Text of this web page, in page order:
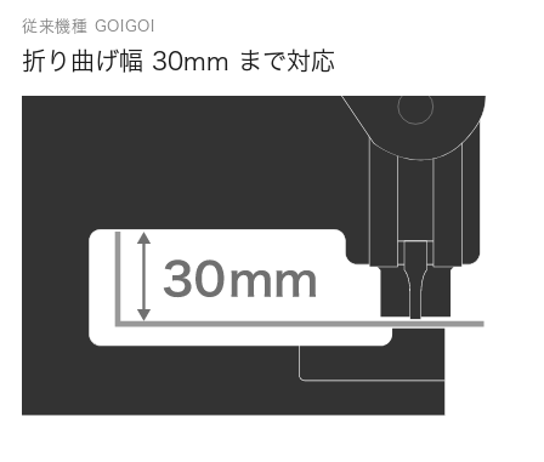
従来機種 GOIGOI
折り曲げ幅 30mm まで対応